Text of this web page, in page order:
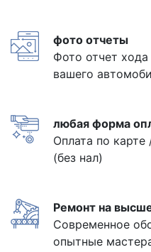
фото отчеты
Фото отчет
вашего
любая форма
Оплата по
(без нал)
Ремонт на
Современное
опытные